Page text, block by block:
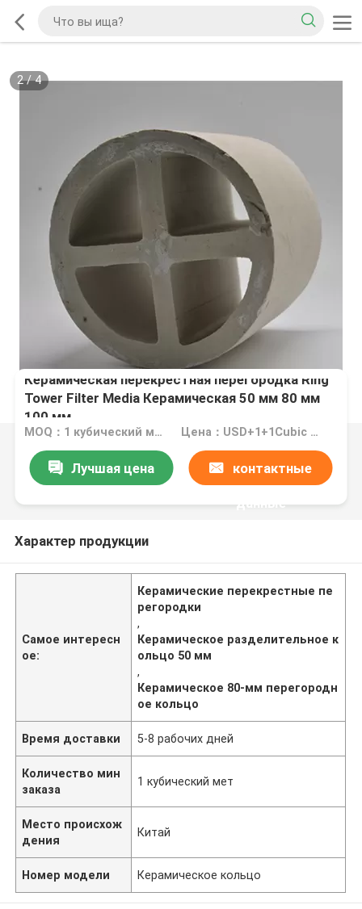
2/4
Керамическая перекрестная перегородка Ring
Tower Filter Media Керамическая 50 мм 80 мм
100 мм
MOQ：1 кубический мет Цена：USD+1+1Cubic Meter
Лучшая цена контактные
данные
Характер продукции
Самое интересн
ое:
Керамические перекрестные пе
регородки
,
Керамическое разделительное к
ольцо 50 мм
,
Керамическое 80-мм перегородн
ое кольцо
Время доставки 5-8 рабочих дней
Количество мин
заказа
1 кубический мет
Место происхож
дения
Китай
Номер модели Керамическое кольцо